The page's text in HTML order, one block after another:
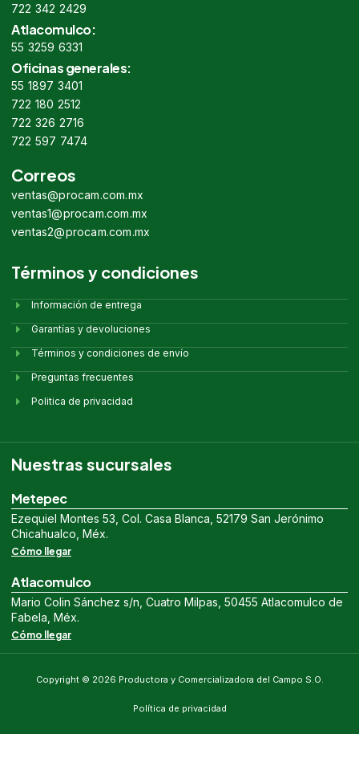
722 342 2429
Atlacomulco:
55 3259 6331
Oficinas generales:
55 1897 3401
722 180 2512
722 326 2716
722 597 7474
Correos
ventas@procam.com.mx
ventas1@procam.com.mx
ventas2@procam.com.mx
Términos y condiciones
Información de entrega
Garantías y devoluciones
Términos y condiciones de envío
Preguntas frecuentes
Politica de privacidad
Nuestras sucursales
Metepec
Ezequiel Montes 53, Col. Casa Blanca, 52179 San Jerónimo
Chicahualco, Méx.
Cómo llegar
Atlacomulco
Mario Colin Sánchez s/n, Cuatro Milpas, 50455 Atlacomulco de
Fabela, Méx.
Cómo llegar
Copyright © 2026 Productora y Comercializadora del Campo S.O.
Política de privacidad